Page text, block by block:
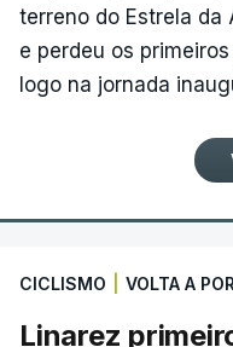
terreno do Estrela da
e perdeu os
logo na jornada
CICLISMO VOLTA A
Linarez